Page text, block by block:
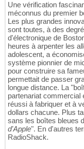
Une vérification
méconnus du premier
Les plus grandes
sont toutes, à des
d'électronique de
heures à arpenter les
adolescent, a
système pionnier de
pour construire sa
permettait de passer
longue distance. La
partenariat commercial
réussi à fabriquer et à
dollars chacune. Plus
sans les boîtes bleues
d'Apple". En d'autres
RadioShack.